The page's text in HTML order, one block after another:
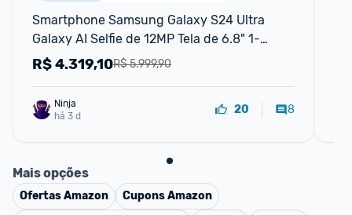
Smartphone Samsung Galaxy S24 Ultra
Galaxy AI Selfie de 12MP Tela de 6.8" 1-
120Hz 256GB 12GB RAM - Titânio Preto
R$ 5.999,90
R$4.319,10
há 3 d
20 8
Mais opções
OfertasAmazon CuponsAmazon